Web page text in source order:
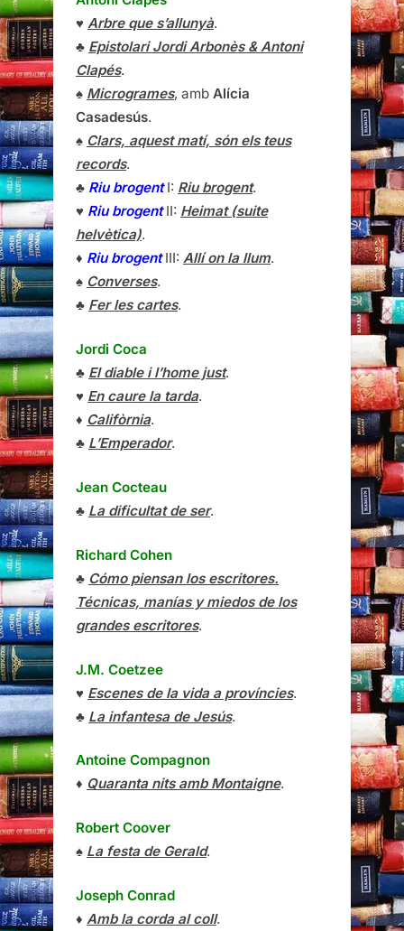
♥ Arbre que s’allunyà.
♣ Epistolari Jordi Arbonès & Antoni
Clapés.
♠ Microgrames, amb Alícia
Casadesús.
♠ Clars, aquest matí, són els teus
records.
♣ Riu brogentI: Riu brogent.
♥ Riu brogentII: Heimat (suite
helvètica).
♦ Riu brogentIII: Allí on la llum.
♠ Converses.
♣ Fer les cartes.
Jordi Coca
♣ El diable i l’home just.
♥ En caure la tarda.
♦ Califòrnia.
♣ L’Emperador.
Jean Cocteau
♣ La dificultat de ser.
Richard Cohen
♣ Cómo piensan los escritores.
Técnicas, manías y miedos de los
grandes escritores.
J.M. Coetzee
♥ Escenes de la vida a províncies.
♣ La infantesa de Jesús.
Antoine Compagnon
♦ Quaranta nits amb Montaigne.
Robert Coover
♠ La festa de Gerald.
Joseph Conrad
♦ Amb la corda al coll.